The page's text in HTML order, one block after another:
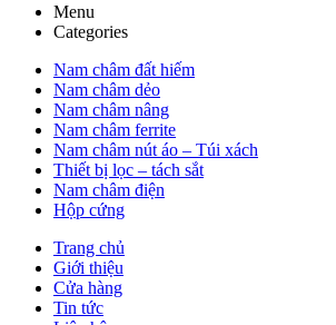
Menu
Categories
Nam châm đất hiếm
Nam châm dẻo
Nam châm nâng
Nam châm ferrite
Nam châm nút áo – Túi xách
Thiết bị lọc – tách sắt
Nam châm điện
Hộp cứng
Trang chủ
Giới thiệu
Cửa hàng
Tin tức